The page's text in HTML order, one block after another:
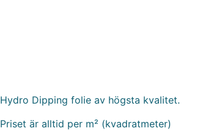
Hydro Dipping folie av högsta kvalitet.
Priset är alltid per m² (kvadratmeter)